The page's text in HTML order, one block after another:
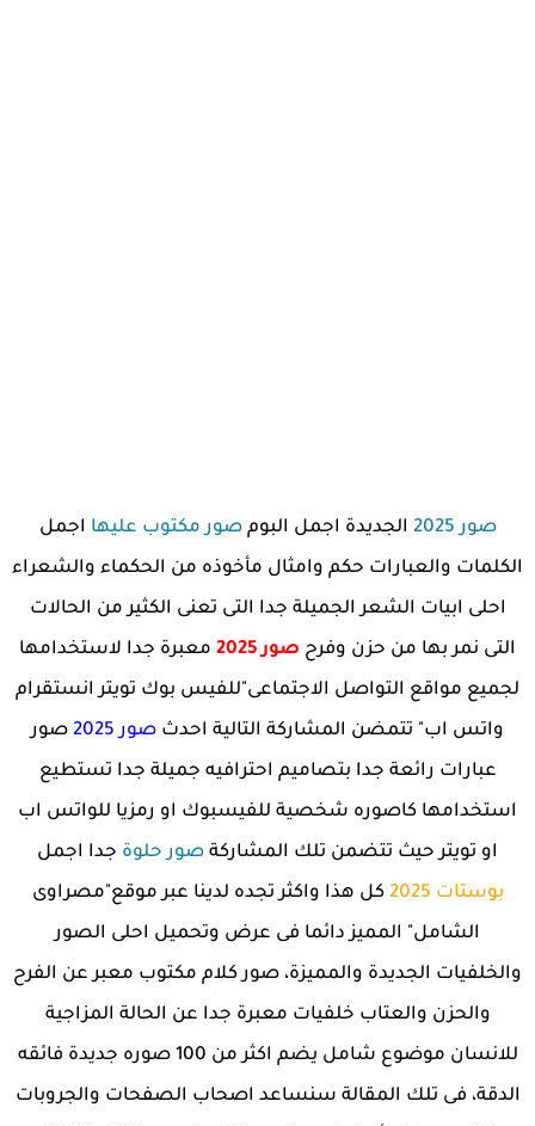
صور 2025 الجديدة اجمل البومصور مكتوب عليها اجمل
الكلمات والعبارات حكم وامثال مأخوذه من الحكماء والشعراء
احلى ابيات الشعر الجميلة جدا التى تعنى الكثير من الحالات
التى نمر بها من حزن وفرح صور 2025
معبرة جدا لاستخدامها
لجميع مواقع التواصل الاجتماعى"للفيس بوك تويتر انستقرام
واتس اب" تتمضن المشاركة التالية احدث صور 2025
صور
عبارات رائعة جدا بتصاميم احترافيه جميلة جدا تستطيع
استخدامها كاصوره شخصية للفيسبوك او رمزيا للواتس اب
او تويتر حيث تتضمن تلك المشاركة صور حلوة جدا اجمل
بوستات 2025
كل هذا واكثر تجده لدينا عبر موقع"مصراوى
الشامل" المميز دائما فى عرض وتحميل احلى الصور
والخلفيات الجديدة والمميزة، صور كلام مكتوب معبر عن الفرح
والحزن والعتاب خلفيات معبرة جدا عن الحالة المزاجية
للانسان موضوع شامل يضم اكثر من 100 صوره جديدة فائقه
الدقة، فى تلك المقالة سنساعد اصحاب الصفحات والجروبات